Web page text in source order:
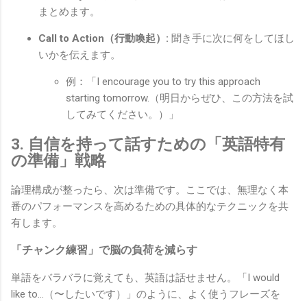
まとめます。
Call to Action（行動喚起）: 聞き手に次に何をしてほし
いかを伝えます。
例：「I encourage you to try this approach
starting tomorrow.（明日からぜひ、この方法を試
してみてください。）」
3. 自信を持って話すための「英語特有
の準備」戦略
論理構成が整ったら、次は準備です。ここでは、無理なく本
番のパフォーマンスを高めるための具体的なテクニックを共
有します。
「チャンク練習」で脳の負荷を減らす
単語をバラバラに覚えても、英語は話せません。「I would
like to...（〜したいです）」のように、よく使うフレーズを